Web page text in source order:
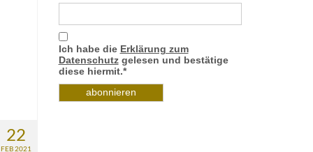
22
FEB 2021
Ich habe die Erklärung zum
Datenschutzgelesen und bestätige
diese hiermit.*